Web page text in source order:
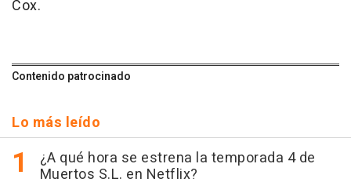
Cox.
Contenido patrocinado
Lo más leído
¿A qué hora se estrena la temporada 4 de
Muertos S.L. en Netflix?